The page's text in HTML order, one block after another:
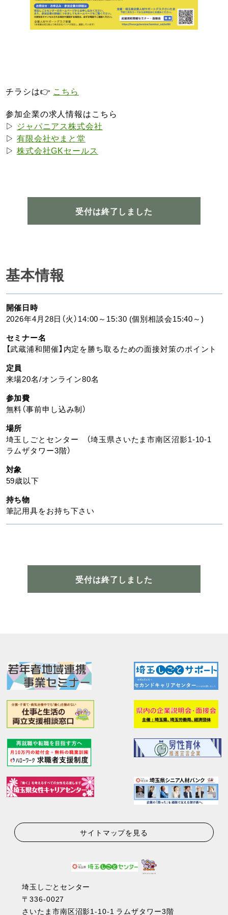
チラシは👉 こちら
参加企業の求人情報はこちら
▷ ジャパニアス株式会社
▷ 有限会社やまと堂
▷ 株式会社GKセールス
受付は終了しました
基本情報
開催日時
2026年4月28日（火）14:00～15:30 (個別相談会15:40～)
セミナー名
【武蔵浦和開催】内定を勝ち取るための面接対策のポイント
定員
来場20名/オンライン80名
参加費
無料（事前申し込み制）
場所
埼玉しごとセンター （埼玉県さいたま市南区沼影1-10-1
ラムザタワー3階）
対象
59歳以下
持ち物
筆記用具をお持ち下さい
受付は終了しました
サイトマップを見る
埼玉しごとセンター
〒336-0027
さいたま市南区沼影1-10-1 ラムザタワー3階